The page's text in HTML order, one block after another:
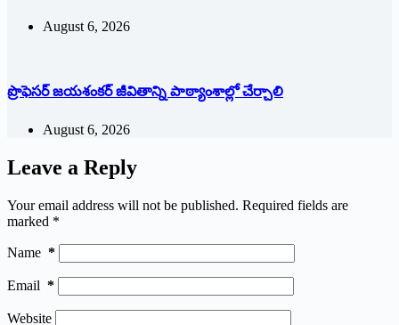
August 6, 2026
ప్రొఫెసర్ జయశంకర్ జీవితాన్ని పాఠ్యాంశాల్లో చేర్చాలి
August 6, 2026
Leave a Reply
Your email address will not be published. Required fields are
marked *
Name *
Email *
Website